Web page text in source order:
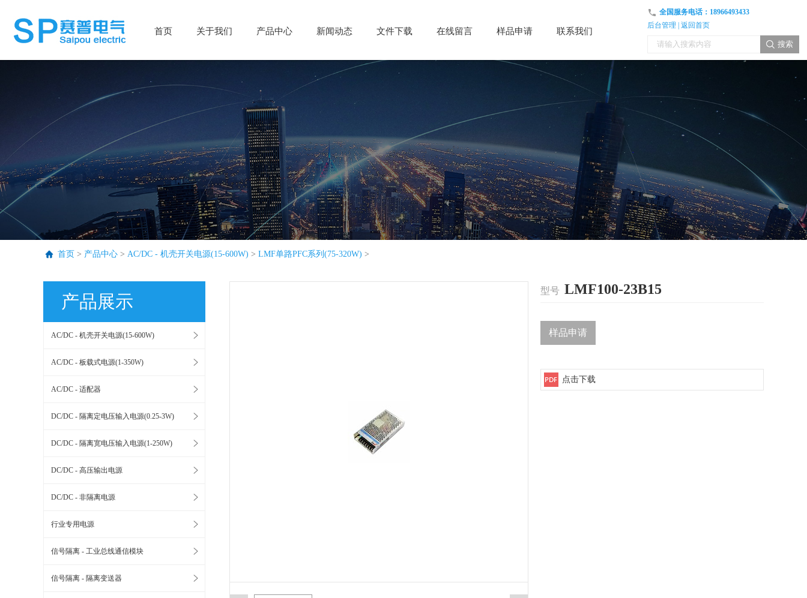
首页
首页 关于我们
关于我们 产品中心
产品中心 新闻动态
新闻动态 文件下载
文件下载 在线留言
在线留言 样品申请
样品申请 联系我们
联系我们
全国服务电话： 18966493433
后台管理 | 返回首页
搜索
首页 > 产品中心 > AC/DC - 机壳开关电源(15-600W) > LMF单路PFC系列(75-320W) >
产品展示
AC/DC - 机壳开关电源(15-600W)
AC/DC - 板载式电源(1-350W)
AC/DC - 适配器
DC/DC - 隔离定电压输入电源(0.25-3W)
DC/DC - 隔离宽电压输入电源(1-250W)
DC/DC - 高压输出电源
DC/DC - 非隔离电源
行业专用电源
信号隔离 - 工业总线通信模块
信号隔离 - 隔离变送器
型号 LMF100-23B15
样品申请
点击下载